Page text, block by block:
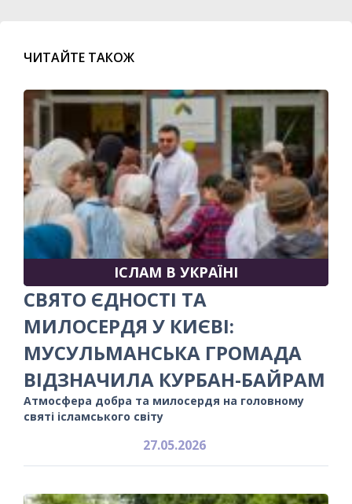
ЧИТАЙТЕ ТАКОЖ
ІСЛАМ В УКРАЇНІ
СВЯТО ЄДНОСТІ ТА
МИЛОСЕРДЯ У КИЄВІ:
МУСУЛЬМАНСЬКА ГРОМАДА
ВІДЗНАЧИЛА КУРБАН-БАЙРАМ
Атмосфера добра та милосердя на головному
святі ісламського світу
27.05.2026